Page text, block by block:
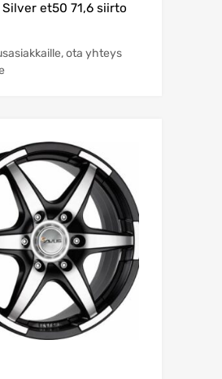
Silver et50 71,6 siirto
ota yhteys